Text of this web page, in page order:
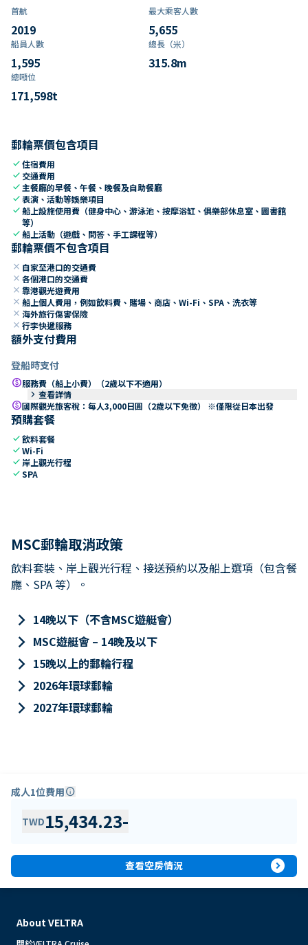
首航
2019
最大乘客人數
5,655
船員人數
1,595
總長（米）
315.8m
總噸位
171,598t
郵輪票價包含項目
check住宿費用
check 交通費用
check 主餐廳的早餐、午餐、晚餐及自助餐廳
check表演、活動等娛樂項目
check船上設施使用費（健身中心、游泳池、按摩浴缸、俱樂部休息室、圖書館
等）
check船上活動（遊戲、問答、手工課程等）
郵輪票價不包含項目
close 自家至港口的交通費
close 各個港口的交通費
close 靠港觀光遊費用
close 船上個人費用，例如飲料費、賭場、商店、Wi-Fi、SPA、洗衣等
close 海外旅行傷害保險
close 行李快遞服務
額外支付費用
登船時支付
paid服務費（船上小費）（2歲以下不適用）
keyboard_arrow_right 查看詳情
paid國際觀光旅客稅：每人3,000日圓（2歲以下免徵） ※僅限從日本出發
預購套餐
check飲料套餐
checkWi-Fi
check 岸上觀光行程
checkSPA
MSC郵輪取消政策
飲料套裝、岸上觀光行程、接送預約以及船上選項（包含餐
廳、SPA 等）。
keyboard_arrow_right 14晚以下（不含MSC遊艇會）
keyboard_arrow_right MSC遊艇會 – 14晚及以下
keyboard_arrow_right 15晚以上的郵輪行程
keyboard_arrow_right 2026年環球郵輪
keyboard_arrow_right 2027年環球郵輪
成人1位費用info
TWD15,434.23-
查看空房情況 expand_circle_right
About VELTRA